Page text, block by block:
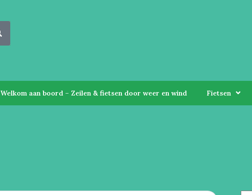
Welkom aan boord – Zeilen & fietsen door weer en wind Fietsen